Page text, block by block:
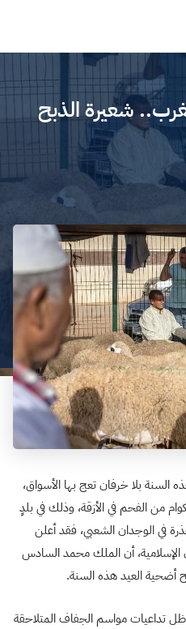
شعيرة الذبح
السنة بلا خرفان تعج بها الأسواق،
من الفحم في الأزقة، وذلك في بلدٍ
في الوجدان الشعبي، فقد أعلن
الإسلامية، أن الملك محمد السادس
أضحية العيد هذه السنة.
ظل تداعيات مواسم الجفاف المتلاحقة